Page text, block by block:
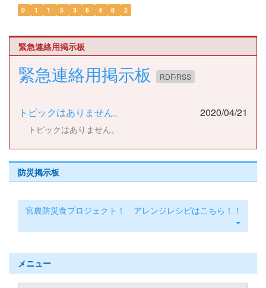
0 1 1 5 3 6 4 8 2
緊急連絡用掲示板
緊急連絡用掲示板 RDF/RSS
トピックはありません。 2020/04/21
トピックはありません。
防災掲示板
宮農防災食プロジェクト！ アレンジレシピはこちら！！
メニュー